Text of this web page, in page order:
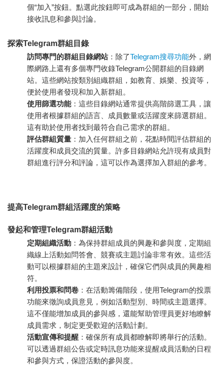
個“加入”按鈕。點選此按鈕即可成為群組的一部分，開始
接收訊息和參與討論。
探索Telegram群組目錄
訪問專門的群組目錄網站：除了Telegram搜尋功能外，網
際網路上還有多個專門收錄Telegram公開群組的目錄網
站。這些網站按類別組織群組，如教育、娛樂、投資等，
便於使用者發現和加入新群組。
使用篩選功能：這些目錄網站通常提供高階篩選工具，讓
使用者根據群組的語言、成員數量或活躍度來篩選群組。
這有助於使用者找到最符合自己需求的群組。
評估群組質量 ：加入任何群組之前，花點時間評估群組的
活躍度和成員交流的質量。許多目錄網站允許現有成員對
群組進行評分和評論，這可以作為選擇加入群組的參考。
提高Telegram群組活躍度的策略
發起和管理Telegram群組活動
定期組織活動 ：為保持群組成員的興趣和參與度，定期組
織線上活動如問答會、競賽或主題討論非常有效。這些活
動可以根據群組的主題來設計，確保它們與成員的興趣相
符。
利用投票和問卷 ：在活動籌備階段，使用Telegram的投票
功能來徵詢成員意見，例如活動型別、時間或主題選擇。
這不僅能增加成員的參與感，還能幫助管理員更好地瞭解
成員需求，制定更受歡迎的活動計劃。
活動宣傳和提醒 ：確保所有成員都瞭解即將舉行的活動。
可以透過群組公告或定時訊息功能來提醒成員活動的日程
和參與方式，保證活動的參與度。